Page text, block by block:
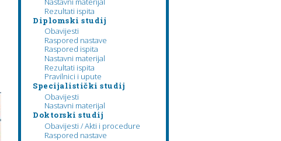
Rezultati ispita
Diplomski studij
Obavijesti
Raspored nastave
Raspored ispita
Nastavni materijal
Rezultati ispita
Pravilnici i upute
Specijalistički studij
Obavijesti
Nastavni materijal
Doktorski studij
Obavijesti / Akti i procedure
Raspored nastave